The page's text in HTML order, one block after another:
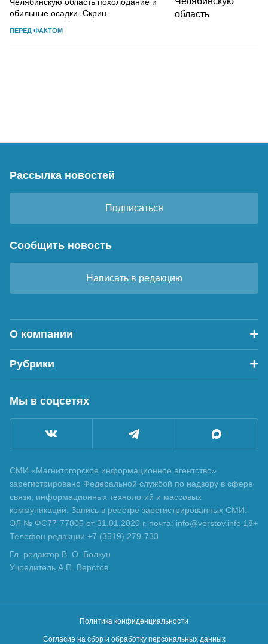
обильные осадки. Скрин
ПЕРЕД ФАКТОМ
Рассылка новостей
Подписаться
Сообщить новость
Написать в редакцию
О компании
Рубрики
Мы в соцсетях
СМИ «Магнитогорское информационное агентство»
зарегистрировано Федеральной службой по надзору в сфере
связи, информационных технологий и массовых
коммуникаций. Запись в реестре зарегистрированных СМИ:
ЭЛ № ФС77-77805 от 31.01.2020 г. почта: info@verstov.info 18+
Телефон редакции +7 (3519) 279-733
Гл. редактор В. О. Болкун
Учредитель А.П. Верстов
Политика конфиденциальности
Согласие на сбор и обработку персональных данных